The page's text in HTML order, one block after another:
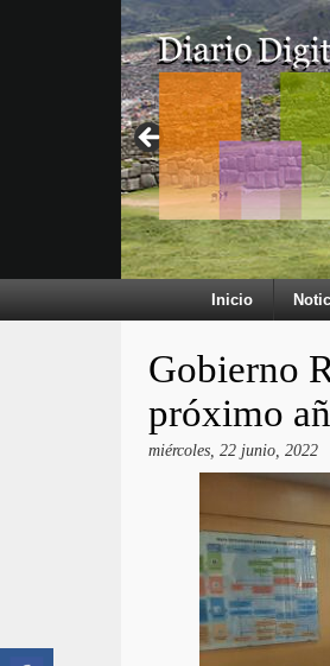
Inicio
Gobierno
próximo
miércoles, 22 junio, 2022